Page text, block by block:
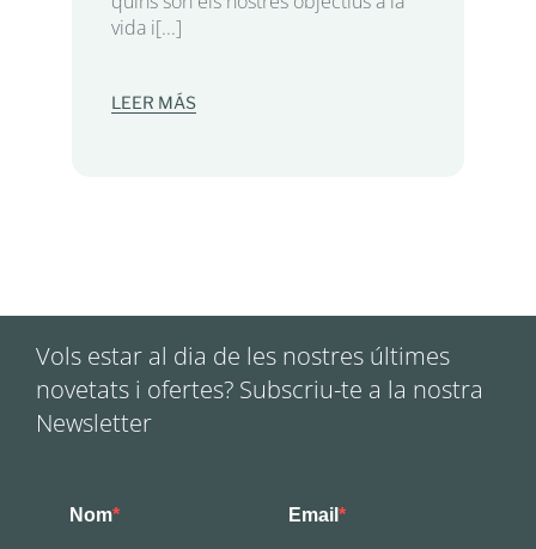
vida i[...]
LEER MÁS
Vols estar al dia de les nostres últimes
novetats i ofertes? Subscriu-te a la nostra
Newsletter
Nom Email